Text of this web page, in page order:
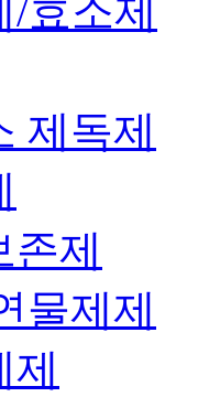
효소제
제독제
존제
물제제
제